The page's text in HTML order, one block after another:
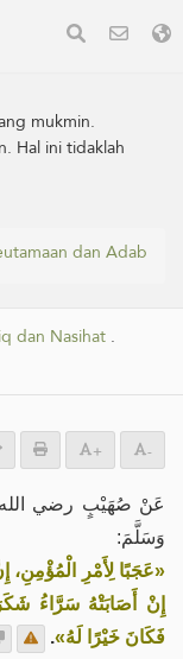
mukmin.
Hal ini tidaklah
dan Adab
dan Nasihat .
+ -
عَنْ صُهَيْبٍ رضي الله
وَسَلَّمَ:
«عَجَبًا لِأَمْرِ الْمُؤْمِنِ،
إِنْ أَصَابَتْهُ سَرَّاءُ
فَكَانَ خَيْرًا لَهُ».